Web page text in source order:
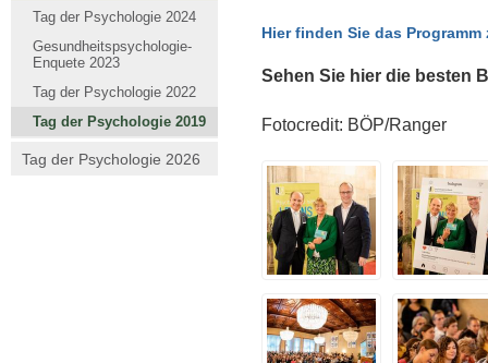
Tag der Psychologie 2024
Gesundheitspsychologie-
Enquete 2023
Tag der Psychologie 2022
Tag der Psychologie 2019
Tag der Psychologie 2026
Hier finden Sie das Programm
Sehen Sie hier die besten
Fotocredit: BÖP/Ranger